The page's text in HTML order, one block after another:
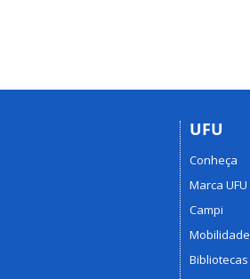
UFU
Conheça
Marca UFU
Campi
Mobilidade
Bibliotecas